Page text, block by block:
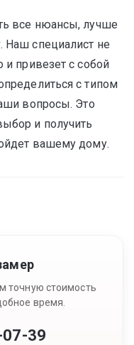
все нюансы, лучше
Наш специалист не
привезет с собой
с типом
вопросы. Это
и получить
вашему дому.
точную стоимость
время.
39